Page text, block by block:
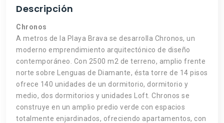
Descripción
Chronos
A metros de la Playa Brava se desarrolla Chronos, un
moderno emprendimiento arquitectónico de diseño
contemporáneo. Con 2500 m2 de terreno, amplio frente
norte sobre Lenguas de Diamante, ésta torre de 14 pisos
ofrece 140 unidades de un dormitorio, dormitorio y
medio, dos dormitorios y unidades Loft. Chronos se
construye en un amplio predio verde con espacios
totalmente enjardinados, ofreciendo apartamentos, con